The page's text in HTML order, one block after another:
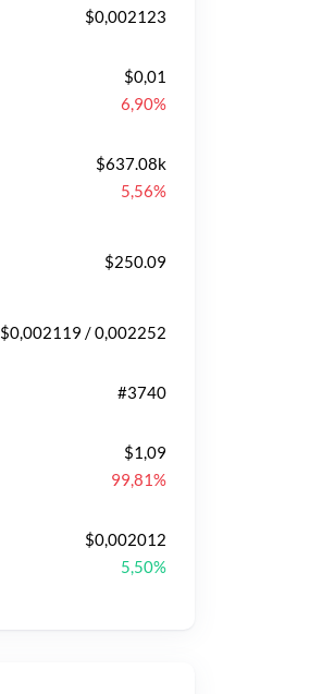
$0,002123
$0,01
6,90%
$637.08k
5,56%
$250.09
$0,002119 / 0,002252
#3740
$1,09
99,81%
$0,002012
5,50%